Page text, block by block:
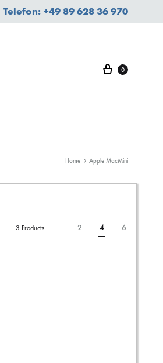
Telefon: +49 89 628 36 970
Warenkorb
0
Home Apple MacMini
2 4 6
3 Products